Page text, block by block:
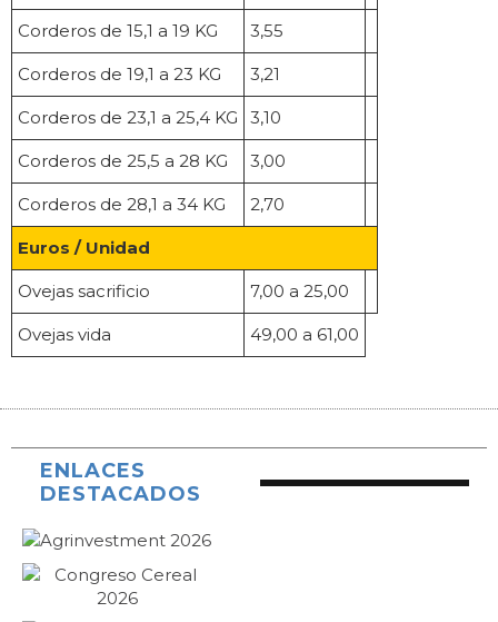
Corderos de 15,1 a 19 KG 3,55
Corderos de 19,1 a 23 KG 3,21
Corderos de 23,1 a 25,4 KG 3,10
Corderos de 25,5 a 28 KG 3,00
Corderos de 28,1 a 34 KG 2,70
Euros / Unidad
Ovejas sacrificio 7,00 a 25,00
Ovejas vida 49,00 a 61,00
ENLACES
DESTACADOS